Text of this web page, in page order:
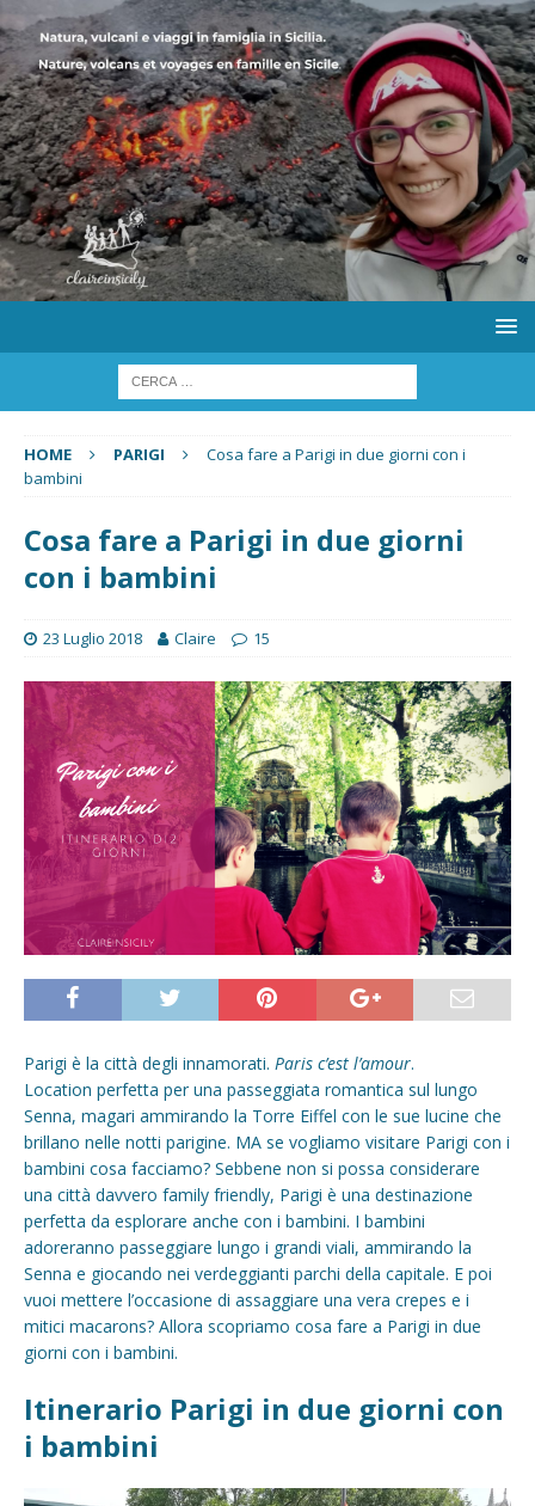
HOME PARIGI
Cosa fare a Parigi in due giorni con i
bambini
Cosa fare a Parigi in due giorni
con i bambini
23 Luglio 2018 Claire 15
Parigi è la città degli innamorati. Paris c’est l’amour.
Location perfetta per una passeggiata romantica sul lungo
Senna, magari ammirando la Torre Eiffel con le sue lucine che
brillano nelle notti parigine. MA se vogliamo visitare Parigi con i
bambini cosa facciamo? Sebbene non si possa considerare
una città davvero family friendly, Parigi è una destinazione
perfetta da esplorare anche con i bambini. I bambini
adoreranno passeggiare lungo i grandi viali, ammirando la
Senna e giocando nei verdeggianti parchi della capitale. E poi
vuoi mettere l’occasione di assaggiare una vera crepes e i
mitici macarons? Allora scopriamo cosa fare a Parigi in due
giorni con i bambini.
Itinerario Parigi in due giorni con
i bambini